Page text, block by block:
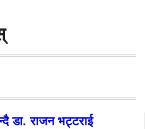
डा. राजन भट्टराई